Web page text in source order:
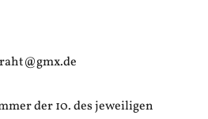
der 10. des jeweiligen